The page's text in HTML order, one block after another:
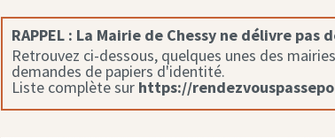
RAPPEL : La Mairie de Chessy ne délivre
Retrouvez ci-dessous, quelques unes des
demandes de papiers d'identité.
Liste complète sur https://